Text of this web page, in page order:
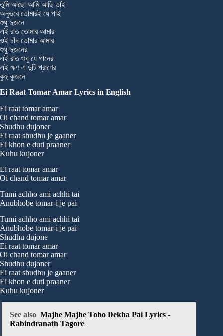
তুমি আছো আমি আছি তাই
অনুভবে তোমারই যে পাই
শুধু দুজনে
এই রাত তোমার আমার
ওই চাঁদ তোমার আমার
শুধু দুজনের
এই রাত শুধু যে গানের
এই ক্ষণ এ দুটি প্রাণের
কুহু কূজনে
Ei Raat Tomar Amar Lyrics in English
Ei raat tomar amar
Oi chand tomar amar
Shudhu dujoner
Ei raat shudhu je gaaner
Ei khon e duti praaner
Kuhu kujoner
Ei raat tomar amar
Oi chand tomar amar
Tumi achho ami achhi tai
Anubhobe tomar-i je pai
Tumi achho ami achhi tai
Anubhobe tomar-i je pai
Shudhu dujone
Ei raat tomar amar
Oi chand tomar amar
Shudhu dujoner
Ei raat shudhu je gaaner
Ei khon e duti praaner
Kuhu kujoner
See also Majhe Majhe Tobo Dekha Pai Lyrics -
Rabindranath Tagore